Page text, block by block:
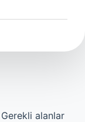
Gerekli alanlar